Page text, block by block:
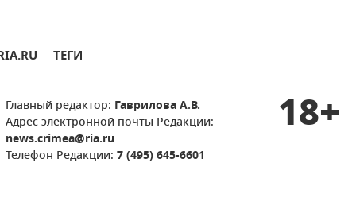
ТЕГИ
Главный редактор: Гаврилова А.В.
Адрес электронной почты Редакции:
news.crimea@ria.ru
Телефон Редакции: 7 (495) 645-6601
18+